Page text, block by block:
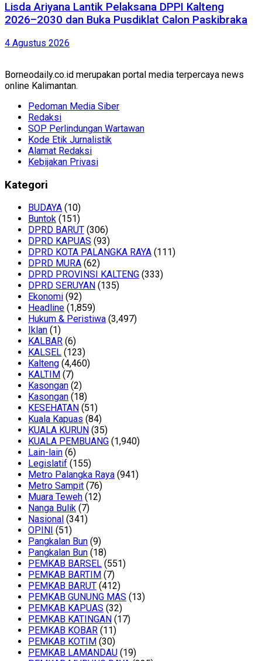
Lisda Ariyana Lantik Pelaksana DPPI Kalteng
2026–2030 dan Buka Pusdiklat Calon Paskibraka
4 Agustus 2026
Borneodaily.co.id merupakan portal media terpercaya news
online Kalimantan.
Pedoman Media Siber
Redaksi
SOP Perlindungan Wartawan
Kode Etik Jurnalistik
Alamat Redaksi
Kebijakan Privasi
Kategori
BUDAYA (10)
Buntok (151)
DPRD BARUT (306)
DPRD KAPUAS (93)
DPRD KOTA PALANGKA RAYA (111)
DPRD MURA (62)
DPRD PROVINSI KALTENG (333)
DPRD SERUYAN (135)
Ekonomi (92)
Headline (1,859)
Hukum & Peristiwa (3,497)
Iklan (1)
KALBAR (6)
KALSEL (123)
Kalteng (4,460)
KALTIM (7)
Kasongan (2)
Kasongan (18)
KESEHATAN (51)
Kuala Kapuas (84)
KUALA KURUN (35)
KUALA PEMBUANG (1,940)
Lain-lain (6)
Legislatif (155)
Metro Palangka Raya (941)
Metro Sampit (76)
Muara Teweh (12)
Nanga Bulik (7)
Nasional (341)
OPINI (51)
Pangkalan Bun (9)
Pangkalan Bun (18)
PEMKAB BARSEL (551)
PEMKAB BARTIM (7)
PEMKAB BARUT (412)
PEMKAB GUNUNG MAS (13)
PEMKAB KAPUAS (32)
PEMKAB KATINGAN (17)
PEMKAB KOBAR (11)
PEMKAB KOTIM (30)
PEMKAB LAMANDAU (19)